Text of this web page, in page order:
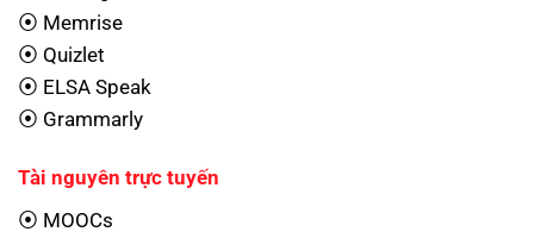
⦿ Memrise
⦿ Quizlet
⦿ ELSA Speak
⦿ Grammarly
Tài nguyên trực tuyến
⦿ MOOCs